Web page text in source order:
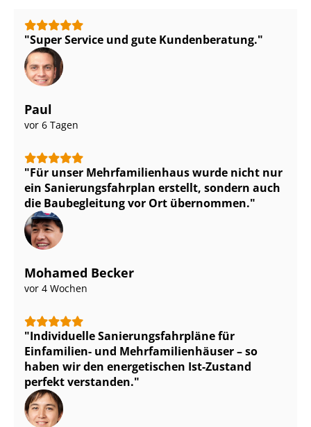
Super Service und gute Kundenberatung.
Paul
vor 6 Tagen
Für unser Mehr­fa­mi­li­en­haus wurde nicht nur
ein Sa­nie­rungs­fahr­plan erstellt, sondern auch
die Baubegleitung vor Ort übernommen.
Mohamed Becker
vor 4 Wochen
Individuelle Sa­nie­rungs­fahr­plä­ne für
Einfamilien- und Mehr­fa­mi­li­en­häu­ser – so
haben wir den energetischen Ist-Zustand
perfekt verstanden.